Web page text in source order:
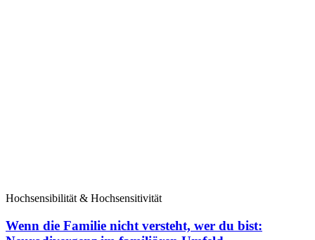
Hochsensibilität & Hochsensitivität
Wenn die Familie nicht versteht, wer du bist: